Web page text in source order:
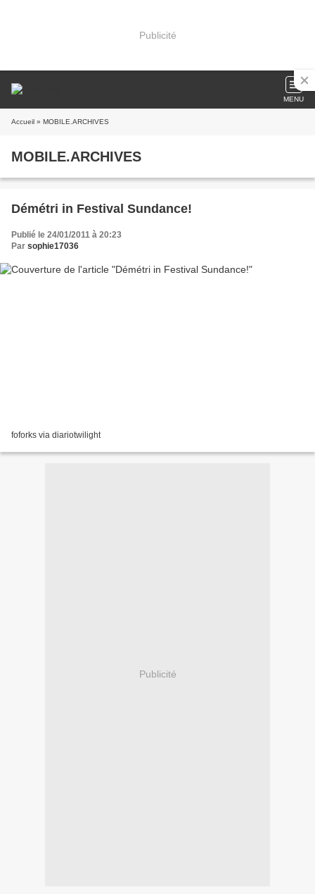
Publicité
MENU
Accueil » MOBILE.ARCHIVES
MOBILE.ARCHIVES
Démétri in Festival Sundance!
Publié le 24/01/2011 à 20:23
Par sophie17036
foforks via diariotwilight
Publicité